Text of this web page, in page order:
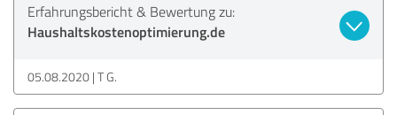
Erfahrungsbericht & Bewertung zu:
Haushaltskostenoptimierung.de
05.08.2020 T G.